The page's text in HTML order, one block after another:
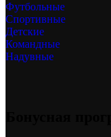
Футбольные
Спортивные
Детские
Командные
Надувные